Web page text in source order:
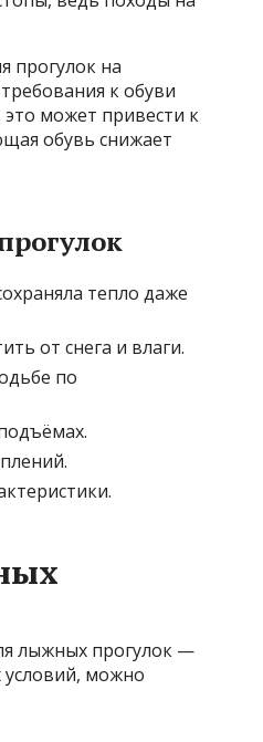
прогулок на
к обуви
может привести к
обувь снижает
тепло даже
от снега и влаги.
по
лыжных прогулок —
условий, можно